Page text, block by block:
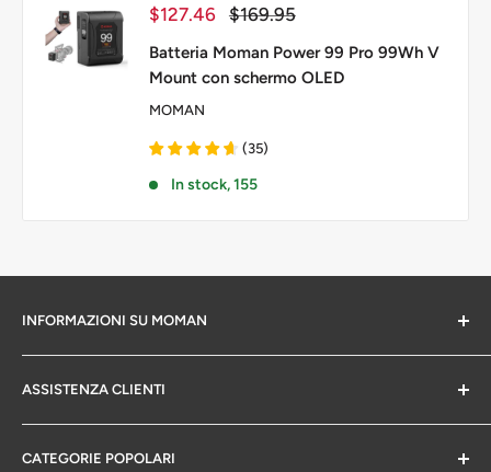
Prezzo
$127.46 Prezzo
$169.95
Batteria Moman Power 99 Pro 99Wh V
Mount con schermo OLED
MOMAN
(35)
In stock, 155
INFORMAZIONI SU MOMAN
Chi siamo
politica sulla riservatezza
ASSISTENZA CLIENTI
Informazioni sulla garanzia
Politica di reso e cambio
CATEGORIE POPOLARI